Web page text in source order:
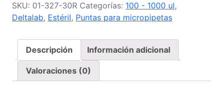
de
100
1000
ul,
estéril
cantidad
SKU: 01-327-30R Categorías: 100 - 1000 ul,
Deltalab, Estéril, Puntas para micropipetas
Descripción Información adicional
Valoraciones (0)